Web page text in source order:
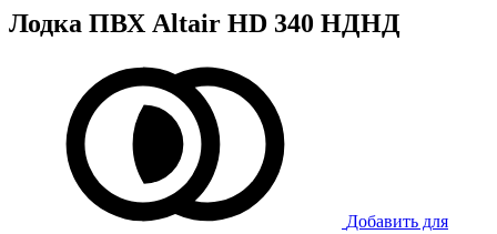
Лодка ПВХ Altair HD 340 НДНД
Добавить для